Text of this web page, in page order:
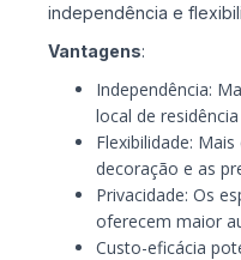
independência e
Vantagens:
Independência:
local de
Flexibilidade:
decoração e as
Privacidade: Os
oferecem maior
Custo-eficácia